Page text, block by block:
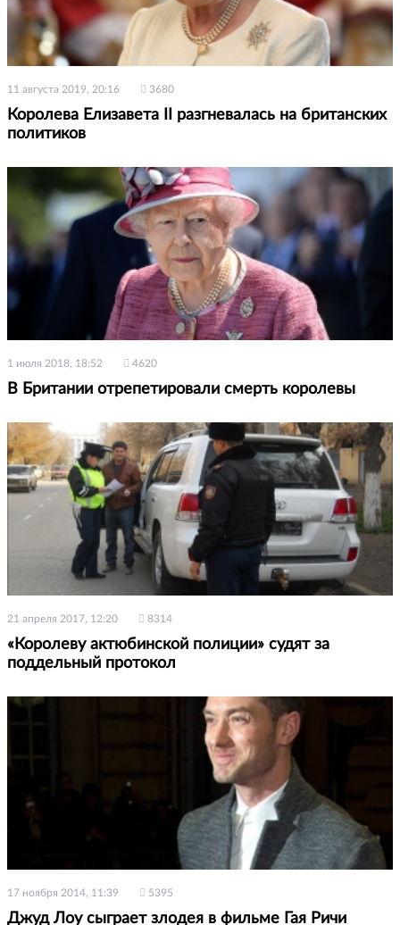
11 августа 2019, 20:16 3680
Королева Елизавета II разгневалась на британских
политиков
1 июля 2018, 18:52 4620
В Британии отрепетировали смерть королевы
21 апреля 2017, 12:20 8314
«Королеву актюбинской полиции» судят за
поддельный протокол
17 ноября 2014, 11:39 5395
Джуд Лоу сыграет злодея в фильме Гая Ричи